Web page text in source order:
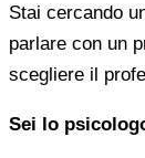
Stai cercando
parlare con un
scegliere il
Sei lo